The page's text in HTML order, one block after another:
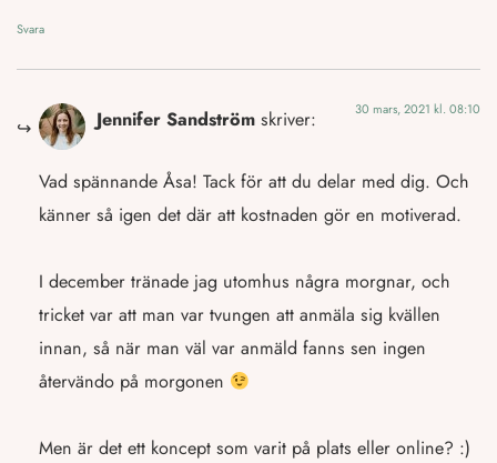
Svara
Jennifer Sandström skriver: 30 mars, 2021 kl. 08:10
Vad spännande Åsa! Tack för att du delar med dig. Och
känner så igen det där att kostnaden gör en motiverad.
I december tränade jag utomhus några morgnar, och
tricket var att man var tvungen att anmäla sig kvällen
innan, så när man väl var anmäld fanns sen ingen
återvändo på morgonen
Men är det ett koncept som varit på plats eller online? :)